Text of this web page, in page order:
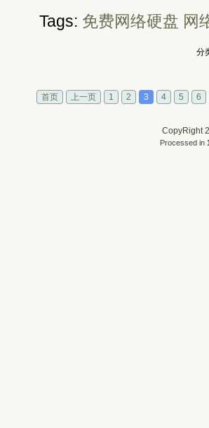
Tags: 免费网络硬盘 网
分
首页 上一页 1 2 3 4 5 6
CopyRight
Processed in